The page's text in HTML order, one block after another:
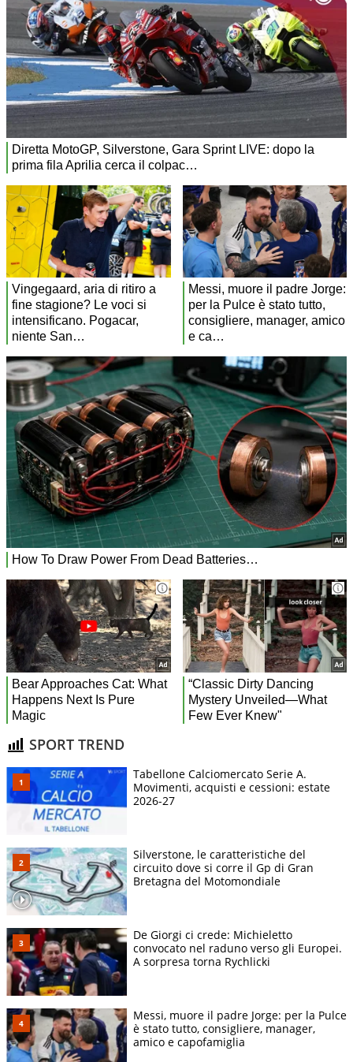
SPORT TREND
Tabellone Calciomercato Serie A.
Movimenti, acquisti e cessioni: estate
2026-27
Silverstone, le caratteristiche del
circuito dove si corre il Gp di Gran
Bretagna del Motomondiale
De Giorgi ci crede: Michieletto
convocato nel raduno verso gli Europei.
A sorpresa torna Rychlicki
Messi, muore il padre Jorge: per la Pulce
è stato tutto, consigliere, manager,
amico e capofamiglia